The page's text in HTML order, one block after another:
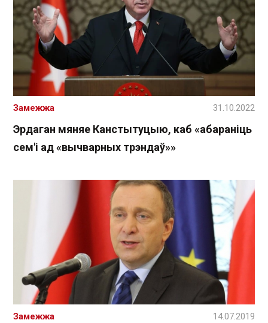
Эрдаган мяняе Канстытуцыю, каб «абараніць
сем'і ад «вычварных трэндаў»»
Замежжа 31.10.2022
Замежжа 14.07.2019